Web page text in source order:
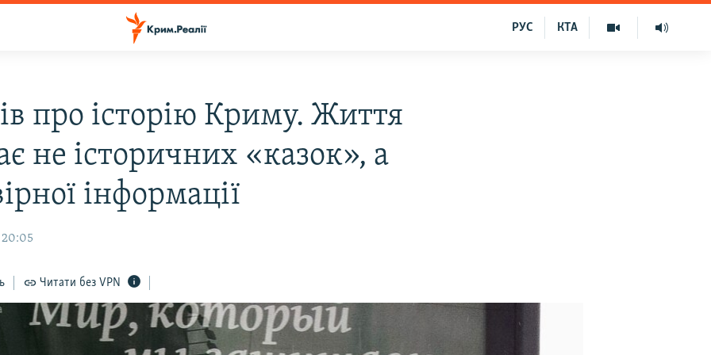
КТА
РУС
про історію Криму. Життя
не історичних «казок», а
інформації
20:05
Читати без VPN